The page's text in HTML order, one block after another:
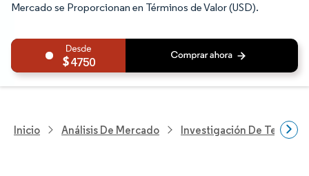
Mercado se Proporcionan en Términos de Valor (USD).
4750
Inicio Análisis De Mercado Investigación De